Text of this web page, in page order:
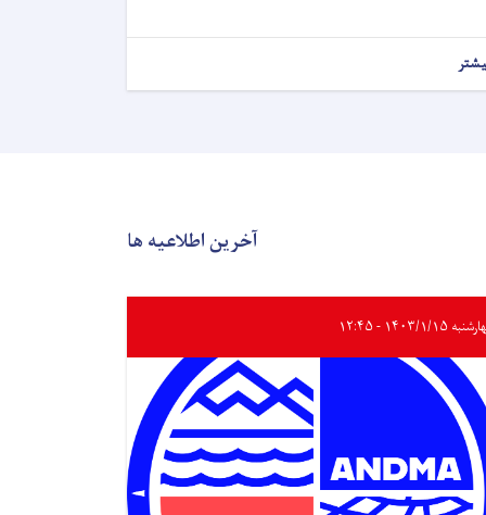
آخرین اطلاعیه ها
۱۴۰۳/۱/۱۵ - ۱۲:۴۵